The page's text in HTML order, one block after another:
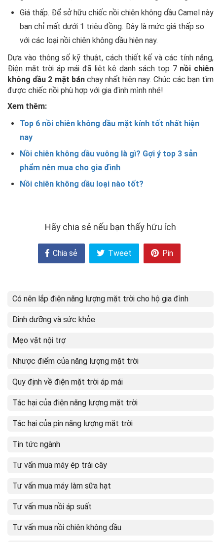
Giá thấp. Để sở hữu chiếc nồi chiên không dầu Camel này
bạn chỉ mất dưới 1 triệu đồng. Đây là mức giá thấp so
với các loại nồi chiên không dầu hiện nay.
Dựa vào thông số kỹ thuật, cách thiết kế và các tính năng,
Điện mặt trời áp mái đã liệt kê danh sách top 7 nồi chiên
không dầu 2 mặt bánchạy nhất hiện nay. Chúc các bạn tìm
được chiếc nồi phù hợp với gia đình mình nhé!
Xem thêm:
Top 6 nồi chiên không dầu mặt kính tốt nhất hiện
nay
Nồi chiên không dầu vuông là gì? Gợi ý top 3 sản
phẩm nên mua cho gia đình
Nồi chiên không dầu loại nào tốt?
Hãy chia sẻ nếu bạn thấy hữu ích
Chia sẻ Tweet Pin
Có nên lắp điện năng lượng mặt trời cho hộ gia đình
Dinh dưỡng và sức khỏe
Mẹo vặt nội trợ
Nhược điểm của năng lượng mặt trời
Quy định về điện mặt trời áp mái
Tác hại của điện năng lượng mặt trời
Tác hại của pin năng lượng mặt trời
Tin tức ngành
Tư vấn mua máy ép trái cây
Tư vấn mua máy làm sữa hạt
Tư vấn mua nồi áp suất
Tư vấn mua nồi chiên không dầu